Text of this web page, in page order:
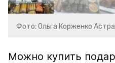
Фото: Ольга Корженко
Можно купить